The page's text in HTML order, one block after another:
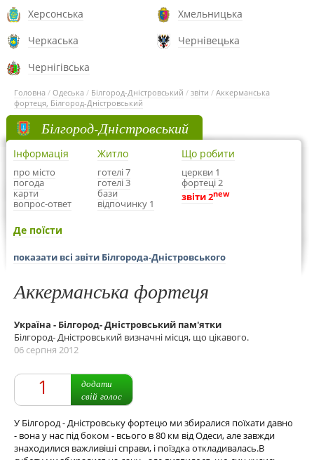
Херсонська
Хмельницька
Черкаська
Чернівецька
Чернігівська
Головна / Одеська / Білгород-Дністровський / звіти / Аккерманська
фортеця, Білгород-Дністровський
Білгород-Дністровський
Інформація
про місто
погода
карти
вопрос-ответ
Житло
готелі 7
готелі 3
бази
відпочинку 1
Що робити
церкви 1
фортеці 2
звіти 2new
Де поїсти
показати всі звіти Білгорода-Дністровського
Аккерманська фортеця
Україна - Білгород- Дністровський пам'ятки
Білгород- Дністровський визначні місця, що цікавого.
06 серпня 2012
1
додати
свій голос
У Білгород - Дністровську фортецю ми збиралися поїхати давно
- вона у нас під боком - всього в 80 км від Одеси, але завжди
знаходилися важливіші справи, і поїздка откладивалась.В